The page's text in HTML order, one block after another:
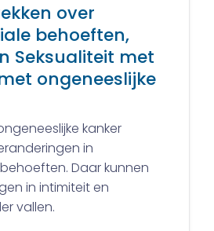
over
behoeften,
Seksualiteit met
ongeneeslijke
kanker
in
Daar kunnen
in intimiteit en
vallen.